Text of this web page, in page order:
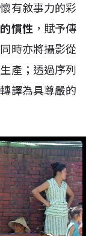
有敘事力的彩
慣性，賦予傳
時亦將攝影從
產；透過序列
譯為具尊嚴的